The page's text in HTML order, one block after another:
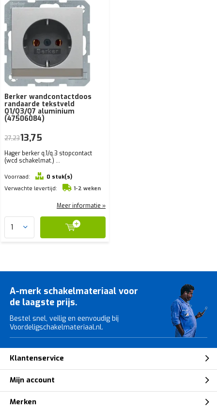
Berker wandcontactdoos
randaarde tekstveld
Q1/Q3/Q7 aluminium
(47506084)
Hager berker q.1/q.3 stopcontact
(wcd schakelmat.) ...
Voorraad:
0 stuk(s)
Verwachte levertijd:
1-2 weken
27,2313,75
Meer informatie »
A-merk schakelmateriaal voor
de laagste prijs.
Bestel snel, veilig en eenvoudig bij
Voordeligschakelmateriaal.nl.
Klantenservice
Mijn account
Merken